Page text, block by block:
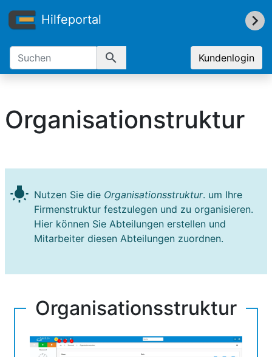
Hilfeportal
search Kundenlogin
Organisationstruktur
wb_incandescent Nutzen Sie die Organisationsstruktur. um Ihre
Firmenstruktur festzulegen und zu organisieren.
Hier können Sie Abteilungen erstellen und
Mitarbeiter diesen Abteilungen zuordnen.
Organisationsstruktur